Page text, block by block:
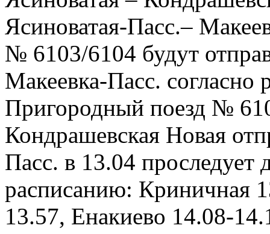
Ясиноватая-Пасс.–
№ 6103/6104 будут
Макеевка-Пасс. согласно
Пригородный поезд №
Кондрашевская Новая
Пасс. в 13.04 проследует
расписанию: Криничная
13.57, Енакиево 14.08-